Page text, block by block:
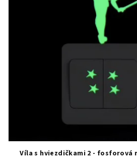
Víla s hviezdičkami 2 - fosforová